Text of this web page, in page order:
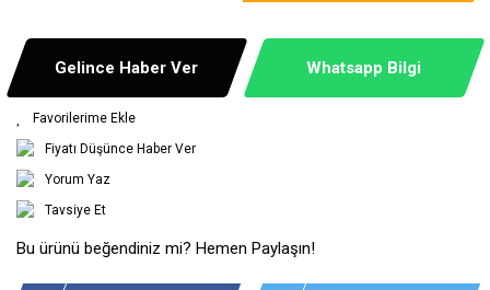
Gelince Haber Ver Whatsapp Bilgi
Fiyatı Düşünce Haber Ver
Yorum Yaz
Tavsiye Et
Bu ürünü beğendiniz mi? Hemen Paylaşın!